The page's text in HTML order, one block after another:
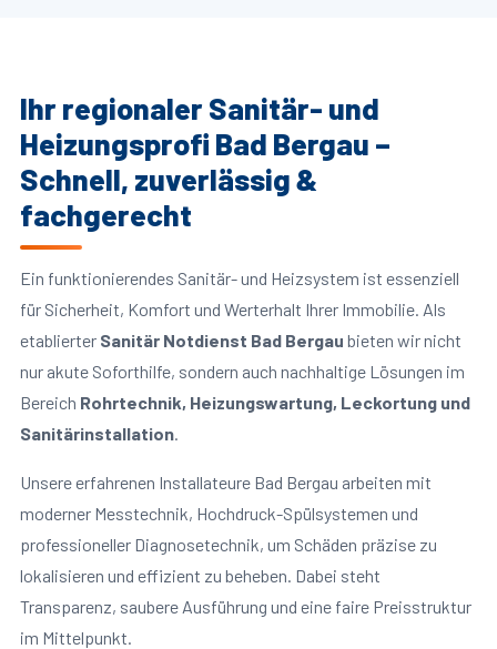
Ihr regionaler Sanitär- und
Heizungsprofi Bad Bergau –
Schnell, zuverlässig &
fachgerecht
Ein funktionierendes Sanitär- und Heizsystem ist essenziell
für Sicherheit, Komfort und Werterhalt Ihrer Immobilie. Als
etablierter Sanitär Notdienst Bad Bergau bieten wir nicht
nur akute Soforthilfe, sondern auch nachhaltige Lösungen im
Bereich Rohrtechnik, Heizungswartung, Leckortung und
Sanitärinstallation.
Unsere erfahrenen Installateure Bad Bergau arbeiten mit
moderner Messtechnik, Hochdruck-Spülsystemen und
professioneller Diagnosetechnik, um Schäden präzise zu
lokalisieren und effizient zu beheben. Dabei steht
Transparenz, saubere Ausführung und eine faire Preisstruktur
im Mittelpunkt.